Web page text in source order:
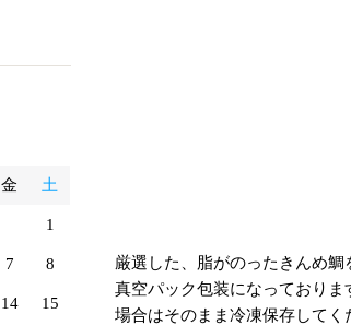
厳選した、脂がのったきんめ鯛
真空パック包装になっており
場合はそのまま冷凍保存してく
金 土
1
7 8
14 15